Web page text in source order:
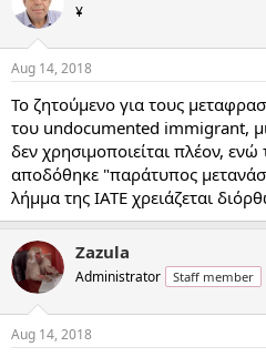
¥
Aug 14, 2018
Το ζητούμενο για τους
του undocumented immigrant,
δεν χρησιμοποιείται πλέον,
αποδόθηκε "παράτυπος
λήμμα της ΙΑΤΕ χρειάζεται
Zazula
Administrator Staff member
Aug 14, 2018